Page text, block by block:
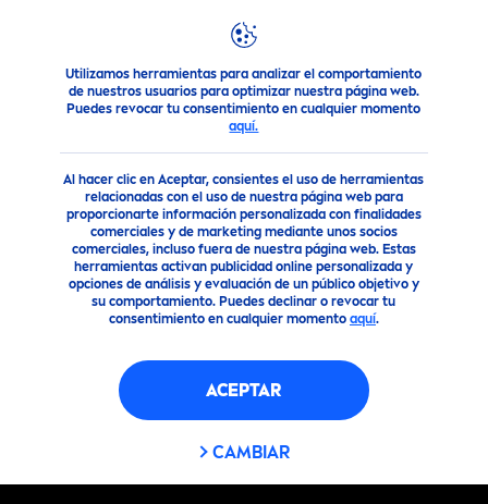
Utilizamos herramientas para analizar el comportamiento
de nuestros usuarios para optimizar nuestra página web.
Puedes revocar tu consentimiento en cualquier momento
aquí.
Al hacer clic en Aceptar, consientes el uso de herramientas
relacionadas con el uso de nuestra página web para
proporcionarte información personalizada con finalidades
comerciales y de marketing mediante unos socios
comerciales, incluso fuera de nuestra página web. Estas
herramientas activan publicidad online personalizada y
opciones de análisis y evaluación de un público objetivo y
su comportamiento. Puedes declinar o revocar tu
consentimiento en cualquier momento aquí.
ACEPTAR
CAMBIAR
Productos Cuidado Facial Cuidado Facial Serum